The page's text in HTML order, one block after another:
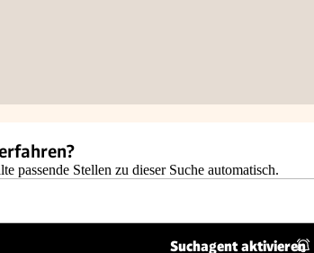
passende Stellen zu dieser Suche automatisch.
Suchagent aktivieren